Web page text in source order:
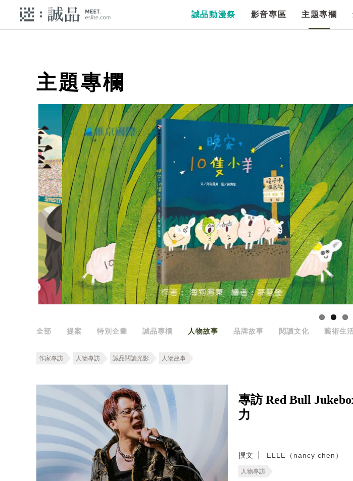
誠品動漫祭 影音專區 主題專欄
主題專欄
全部 提案 特別企畫 誠品專欄 人物故事 品牌故事 閱讀文化 藝術生
作家專訪 人物專訪 誠品閱讀光影 人物故事
專訪 Red Bull
力
撰文 ELLE（nancy chen）
人物專訪